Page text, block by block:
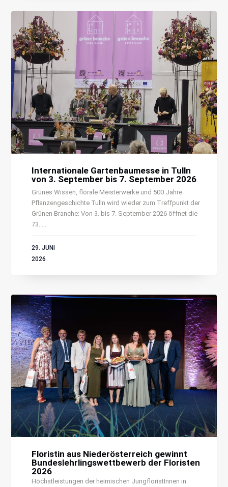
Internationale Gartenbaumesse in Tulln
von 3. September bis 7. September 2026
Grünes Wissen, florale Meisterwerke und 500 Jahre
Pflanzengeschichte Tulln wird wieder zum Treffpunkt der
Grünen Branche: Von 3. bis 7. September 2026 öffnet die
73. ...
29. JUNI
2026
Floristin aus Niederösterreich gewinnt
Bundeslehrlingswettbewerb der Floristen
2026
Höchstleistungen der heimischen JungfloristInnen in